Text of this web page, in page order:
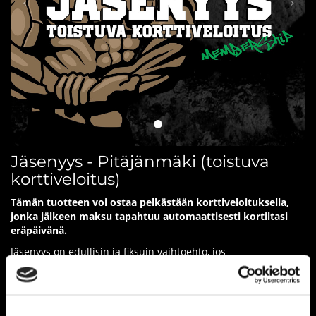
Jäsenyys - Pitäjänmäki (toistuva
korttiveloitus)
Tämän tuotteen voi ostaa pelkästään korttiveloituksella,
jonka jälkeen maksu tapahtuu automaattisesti kortiltasi
eräpäivänä.
Jäsenyys on edullisin ja fiksuin vaihtoehto, jos
treeniaktiivisuutesi ylittää 2 krt/vko.
Kiinteään 54€ kuukausihintaan treenaat salillamme niin